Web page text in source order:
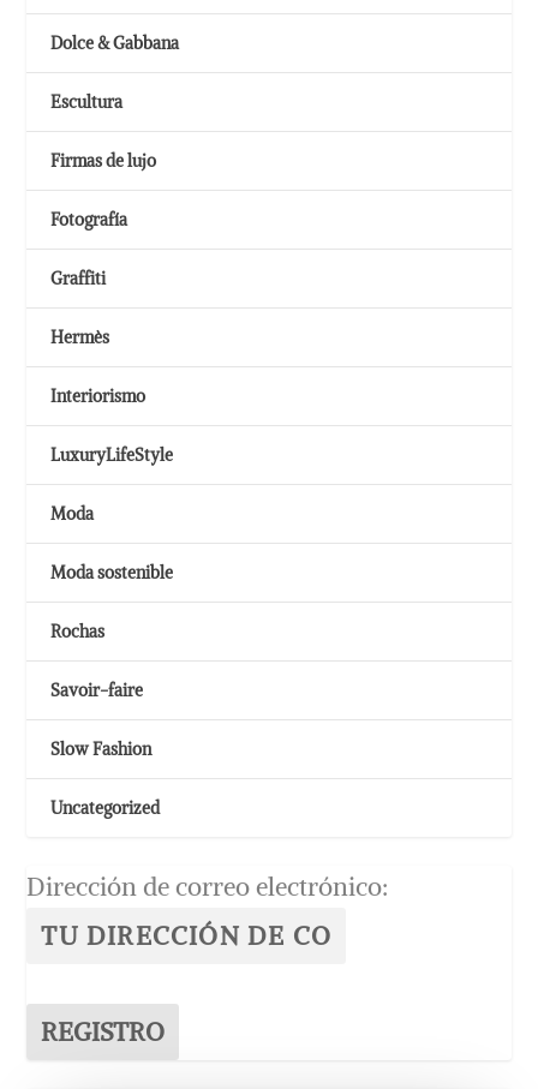
Dolce & Gabbana
Escultura
Firmas de lujo
Fotografía
Graffiti
Hermès
Interiorismo
LuxuryLifeStyle
Moda
Moda sostenible
Rochas
Savoir-faire
Slow Fashion
Uncategorized
Dirección de correo electrónico: